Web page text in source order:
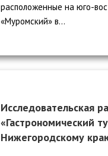
расположенные на юго-
«Муромский» в...
Исследовательская
«Гастрономический
Нижегородскому